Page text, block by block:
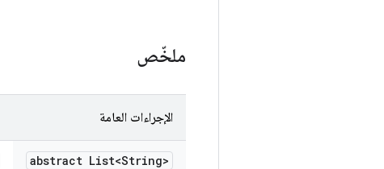
ملخّص
الإجراءات العامة
abstract List<String>